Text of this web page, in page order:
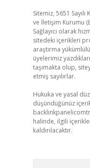
Sitemiz, 5651
ve İletişim Kurumu
Sağlayıcı olarak
sitedeki içerikleri
araştırma
üyelerimiz
taşımakta olup,
etmiş sayılırlar.
Hukuka ve yasal
düşündüğünüz
halinde, ilgili
kaldırılacaktır.